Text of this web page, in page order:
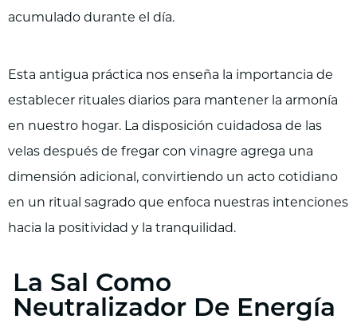
acumulado durante el día.
Esta antigua práctica nos enseña la importancia de
establecer rituales diarios para mantener la armonía
en nuestro hogar. La disposición cuidadosa de las
velas después de fregar con vinagre agrega una
dimensión adicional, convirtiendo un acto cotidiano
en un ritual sagrado que enfoca nuestras intenciones
hacia la positividad y la tranquilidad.
La Sal Como
Neutralizador De Energía